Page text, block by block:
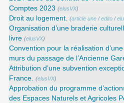
Comptes 2023 (elusVX)
Droit au logement. (article une /edito /
Organisation d’une braderie
livre (elusVX)
Convention pour la réalisation
murs du passage de l’Ancienne
Attribution d’une subvention
France.
(elusVX)
Approbation du programme
des Espaces Naturels et Agricoles